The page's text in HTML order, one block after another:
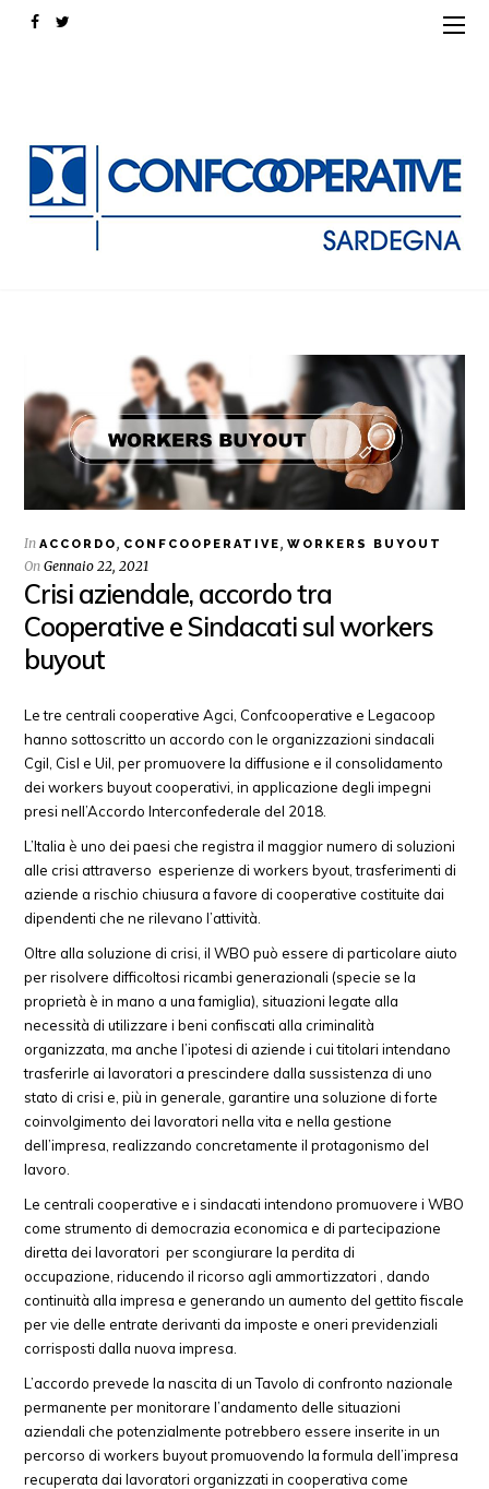
InACCORDO, CONFCOOPERATIVE,WORKERS BUYOUT
OnGennaio 22, 2021
Crisi aziendale, accordo tra
Cooperative e Sindacati sul workers
buyout
Le tre centrali cooperative Agci, Confcooperative e Legacoop
hanno sottoscritto un accordo con le organizzazioni sindacali
Cgil, Cisl e Uil, per promuovere la diffusione e il consolidamento
dei workers buyout cooperativi, in applicazione degli impegni
presi nell’Accordo Interconfederale del 2018.
L’Italia è uno dei paesi che registra il maggior numero di soluzioni
alle crisi attraverso esperienze di workers byout, trasferimenti di
aziende a rischio chiusura a favore di cooperative costituite dai
dipendenti che ne rilevano l’attività.
Oltre alla soluzione di crisi, il WBO può essere di particolare aiuto
per risolvere difficoltosi ricambi generazionali (specie se la
proprietà è in mano a una famiglia), situazioni legate alla
necessità di utilizzare i beni confiscati alla criminalità
organizzata, ma anche l’ipotesi di aziende i cui titolari intendano
trasferirle ai lavoratori a prescindere dalla sussistenza di uno
stato di crisi e, più in generale, garantire una soluzione di forte
coinvolgimento dei lavoratori nella vita e nella gestione
dell’impresa, realizzando concretamente il protagonismo del
lavoro.
Le centrali cooperative e i sindacati intendono promuovere i WBO
come strumento di democrazia economica e di partecipazione
diretta dei lavoratori per scongiurare la perdita di
occupazione, riducendo il ricorso agli ammortizzatori , dando
continuità alla impresa e generando un aumento del gettito fiscale
per vie delle entrate derivanti da imposte e oneri previdenziali
corrisposti dalla nuova impresa.
L’accordo prevede la nascita di un Tavolo di confronto nazionale
permanente per monitorare l’andamento delle situazioni
aziendali che potenzialmente potrebbero essere inserite in un
percorso di workers buyout promuovendo la formula dell’impresa
recuperata dai lavoratori organizzati in cooperativa come